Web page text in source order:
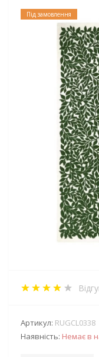
Під замовлення
Артикул: RUGCL0338
Наявність: Немає в